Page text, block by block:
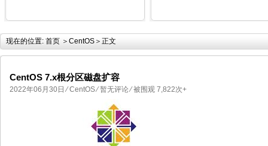
国产化操作系统欧拉openEuler编
现在的位置: 首页 ＞ CentOS ＞正文
CentOS 7.x根分区磁盘扩容
2022年06月30日 ⁄CentOS ⁄暂无评论⁄ 被围观 7,822次+